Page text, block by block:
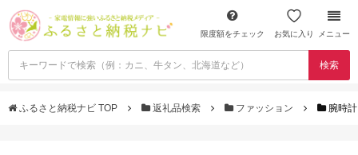
限度額をチェック お気に入り メニュー
検索
ふるさと納税ナビ TOP 返礼品検索 ファッション 腕時計